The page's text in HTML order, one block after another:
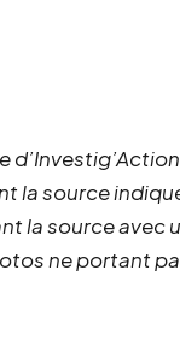
la source
la source avec
ne portant